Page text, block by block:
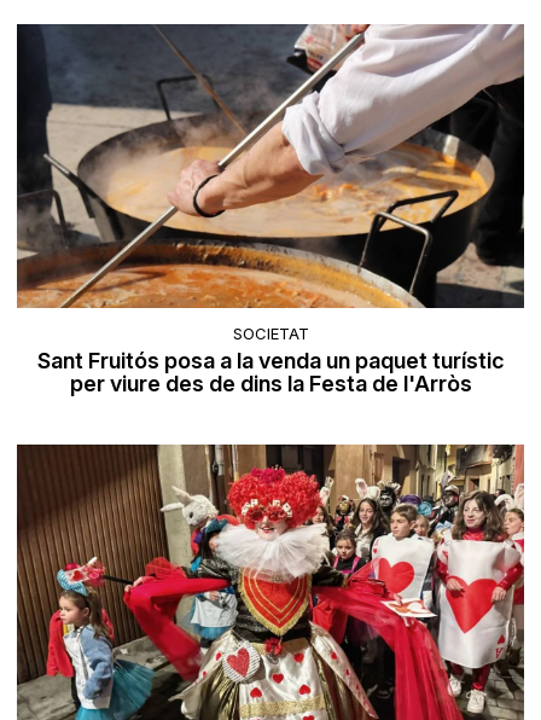
SOCIETAT
Sant Fruitós posa a la venda un paquet turístic
per viure des de dins la Festa de l'Arròs